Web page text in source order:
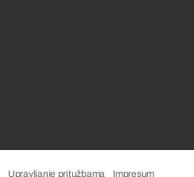
Upravljanje pritužbama Impresum